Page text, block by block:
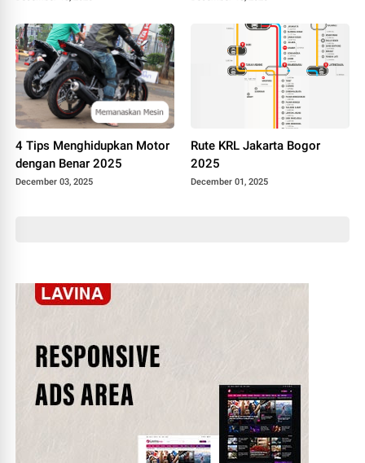
4 Tips Menghidupkan Motor
dengan Benar 2025
December 03, 2025
Rute KRL Jakarta Bogor
2025
December 01, 2025